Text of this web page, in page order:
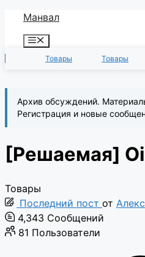
Перейти
содержимому
Манвал
Меню
Товары Товары
Архив обсуждений.
Регистрация и новые
[Решаемая]
Товары
Последний пост от
4,343 Сообщений
81 Пользователи